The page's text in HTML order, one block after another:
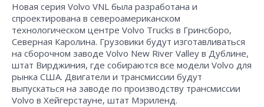
Новая серия Volvo VNL была разработана и
спроектирована в североамериканском
технологическом центре Volvo Trucks в Гринсборо,
Северная Каролина. Грузовики будут изготавливаться
на сборочном заводе Volvo New River Valley в Дублине,
штат Вирджиния, где собираются все модели Volvo для
рынка США. Двигатели и трансмиссии будут
выпускаться на заводе по производству трансмиссии
Volvo в Хейгерстауне, штат Мэриленд.